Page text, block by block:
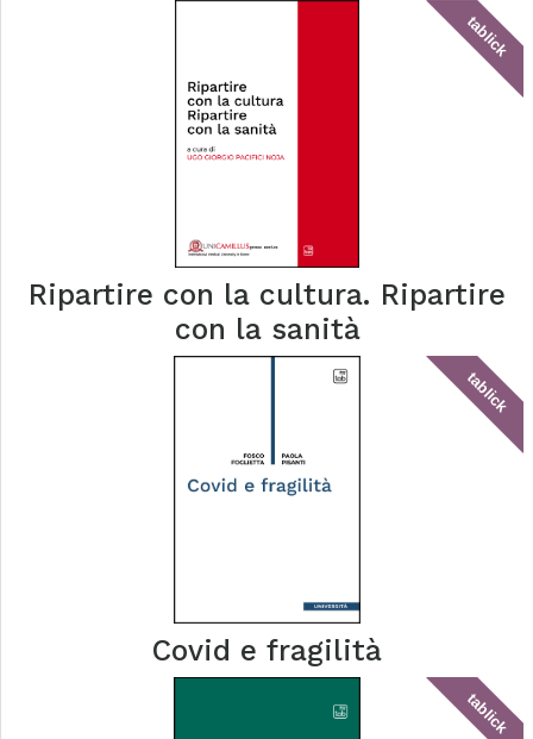
tablick
Ripartire con la cultura. Ripartire
con la sanità
tablick
Covid e fragilità
tablick